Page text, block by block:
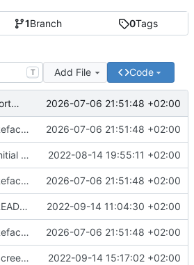
1Branch 0Tags
T Add File Code
Refactoring & portable Testpfade 2026-07-06 21:51:48 +02:00
Refactoring & portable Testpfade 2026-07-06 21:51:48 +02:00
Initial commit 2022-08-14 19:55:11 +02:00
Refactoring & portable Testpfade 2026-07-06 21:51:48 +02:00
README um Hinweis auf symbolischen Link ergänzt 2022-09-14 11:04:30 +02:00
Refactoring & portable Testpfade 2026-07-06 21:51:48 +02:00
Screenshot erneuert 2022-09-14 15:17:02 +02:00